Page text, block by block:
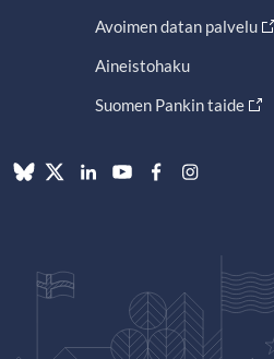
Avoimen datan palvelu
Aineistohaku
Suomen Pankin taide